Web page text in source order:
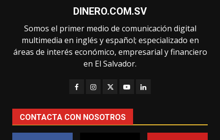
DINERO.COM.SV
Somos el primer medio de comunicación digital
multimedia en inglés y español; especializado en
áreas de interés económico, empresarial y financiero
en El Salvador.
CONTACTA CON NOSOTROS